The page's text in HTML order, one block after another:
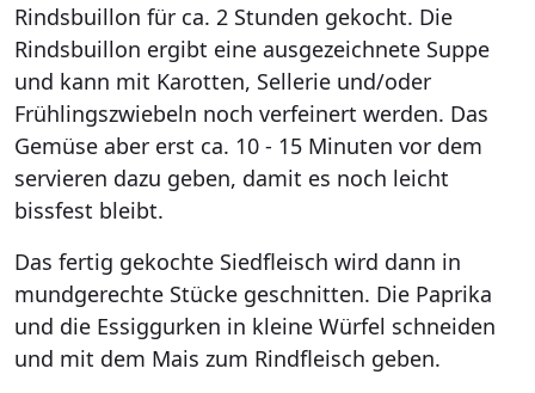
Rindsbuillon für ca. 2 Stunden gekocht. Die
Rindsbuillon ergibt eine ausgezeichnete Suppe
und kann mit Karotten, Sellerie und/oder
Frühlingszwiebeln noch verfeinert werden. Das
Gemüse aber erst ca. 10 - 15 Minuten vor dem
servieren dazu geben, damit es noch leicht
bissfest bleibt.
Das fertig gekochte Siedfleisch wird dann in
mundgerechte Stücke geschnitten. Die Paprika
und die Essiggurken in kleine Würfel schneiden
und mit dem Mais zum Rindfleisch geben.